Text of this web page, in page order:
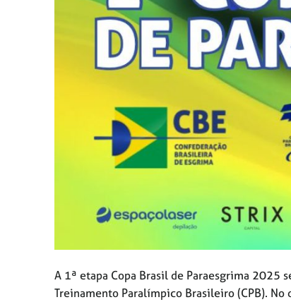
A 1ª etapa Copa Brasil de Paraesgrima 2025
Treinamento Paralímpico Brasileiro (CPB).